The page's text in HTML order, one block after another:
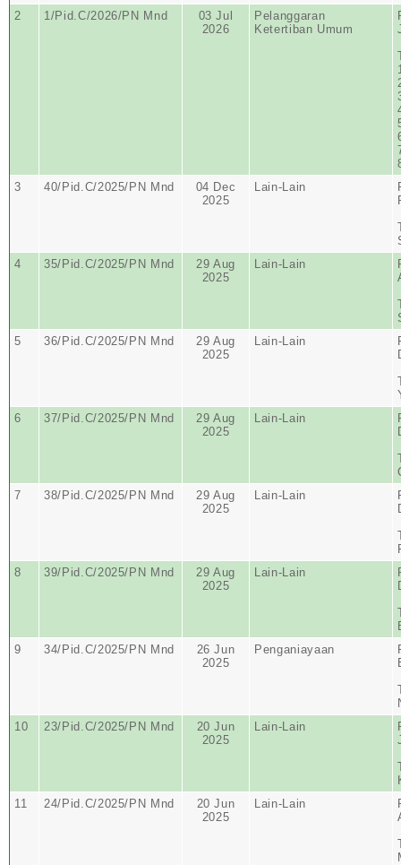
2
1/Pid.C/2026/PN Mnd
03 Jul
2026
Pelanggaran
Ketertiban Umum
3
40/Pid.C/2025/PN Mnd
04 Dec
2025
Lain-Lain
4
35/Pid.C/2025/PN Mnd
29 Aug
2025
Lain-Lain
5
36/Pid.C/2025/PN Mnd
29 Aug
2025
Lain-Lain
6
37/Pid.C/2025/PN Mnd
29 Aug
2025
Lain-Lain
7
38/Pid.C/2025/PN Mnd
29 Aug
2025
Lain-Lain
8
39/Pid.C/2025/PN Mnd
29 Aug
2025
Lain-Lain
9
34/Pid.C/2025/PN Mnd
26 Jun
2025
Penganiayaan
10
23/Pid.C/2025/PN Mnd
20 Jun
2025
Lain-Lain
11
24/Pid.C/2025/PN Mnd
20 Jun
2025
Lain-Lain